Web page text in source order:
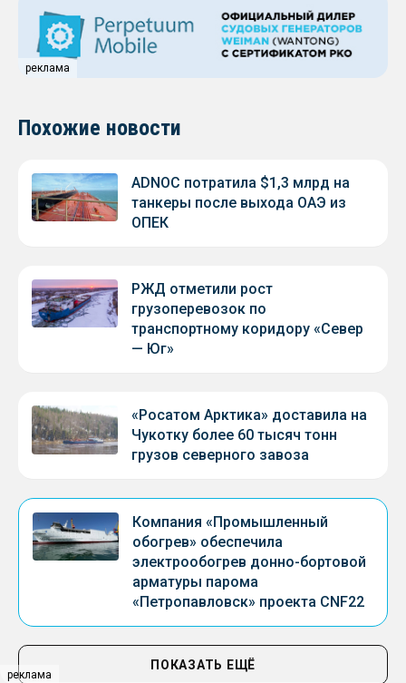
реклама
реклама
Похожие новости
ADNOC потратила $1,3 млрд на
танкеры после выхода ОАЭ из
ОПЕК
РЖД отметили рост
грузоперевозок по
транспортному коридору «Север
— Юг»
«Росатом Арктика» доставила на
Чукотку более 60 тысяч тонн
грузов северного завоза
Компания «Промышленный
обогрев» обеспечила
электрообогрев донно-бортовой
арматуры парома
«Петропавловск» проекта CNF22
ПОКАЗАТЬ ЕЩЁ